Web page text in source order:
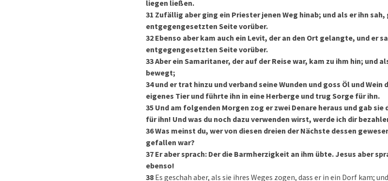
liegen ließen.
31 Zufällig aber ging ein Priester jenen Weg hinab; und als er ihn sah,
entgegengesetzten Seite vorüber.
32 Ebenso aber kam auch ein Levit, der an den Ort gelangte, und er
entgegengesetzten Seite vorüber.
33Aber ein Samaritaner, der auf der Reise war, kam zu ihm hin; und
bewegt;
34und er trat hinzu und verband seine Wunden und goss Öl und
eigenes Tier und führte ihn in eine Herberge und trug Sorge für ihn.
35 Und am folgenden Morgen zog er zwei Denare heraus und gab sie
für ihn! Und was du noch dazu verwenden wirst, werde ich dir
36Was meinst du, wer von diesen dreien der Nächste dessen
gefallen war?
37 Er aber sprach: Der die Barmherzigkeit an ihm übte. Jesus aber
ebenso!
38 Es geschah aber, als sie ihres Weges zogen, dass er in ein Dorf kam;